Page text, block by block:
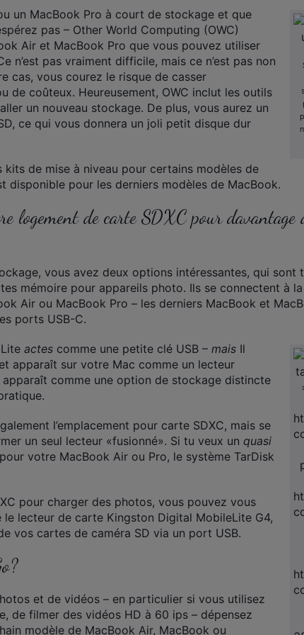
un MacBook Pro à court de stockage et que
pas – Other World Computing (OWC)
Air et MacBook Pro que vous pouvez utiliser
n’est pas vraiment difficile, mais ce n’est pas non
cas, vous courez le risque de casser
de coûteux. Heureusement, OWC inclut les outils
un nouveau stockage. De plus, vous aurez un
ce qui vous donnera un joli petit disque dur
de mise à niveau pour certains modèles de
disponible pour les derniers modèles de MacBook.
de carte SDXC pour davantage
vous avez deux options intéressantes, qui sont
mémoire pour appareils photo. Ils se connectent à
Air ou MacBook Pro – les derniers MacBook et
ports USB-C.
actes comme une petite clé USB – mais Il
apparaît sur votre Mac comme un lecteur
comme une option de stockage distincte
l’emplacement pour carte SDXC, mais se
un seul lecteur «fusionné». Si tu veux un quasi
votre MacBook Air ou Pro, le système TarDisk
pour charger des photos, vous pouvez vous
lecteur de carte Kingston Digital MobileLite G4,
vos cartes de caméra SD via un port USB.
et de vidéos – en particulier si vous utilisez
de filmer des vidéos HD à 60 ips – dépensez
modèle de MacBook Air, MacBook ou